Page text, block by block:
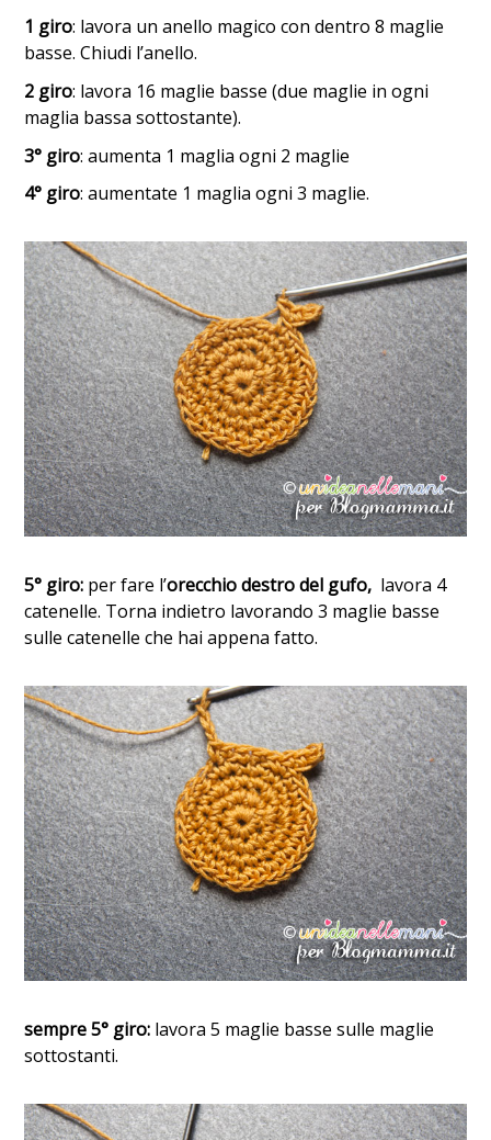
1 giro: lavora un anello magico con dentro 8 maglie
basse. Chiudi l’anello.
2 giro: lavora 16 maglie basse (due maglie in ogni
maglia bassa sottostante).
3° giro: aumenta 1 maglia ogni 2 maglie
4° giro: aumentate 1 maglia ogni 3 maglie.
5° giro: per fare l’orecchio destro del gufo, lavora 4
catenelle. Torna indietro lavorando 3 maglie basse
sulle catenelle che hai appena fatto.
sempre 5° giro: lavora 5 maglie basse sulle maglie
sottostanti.